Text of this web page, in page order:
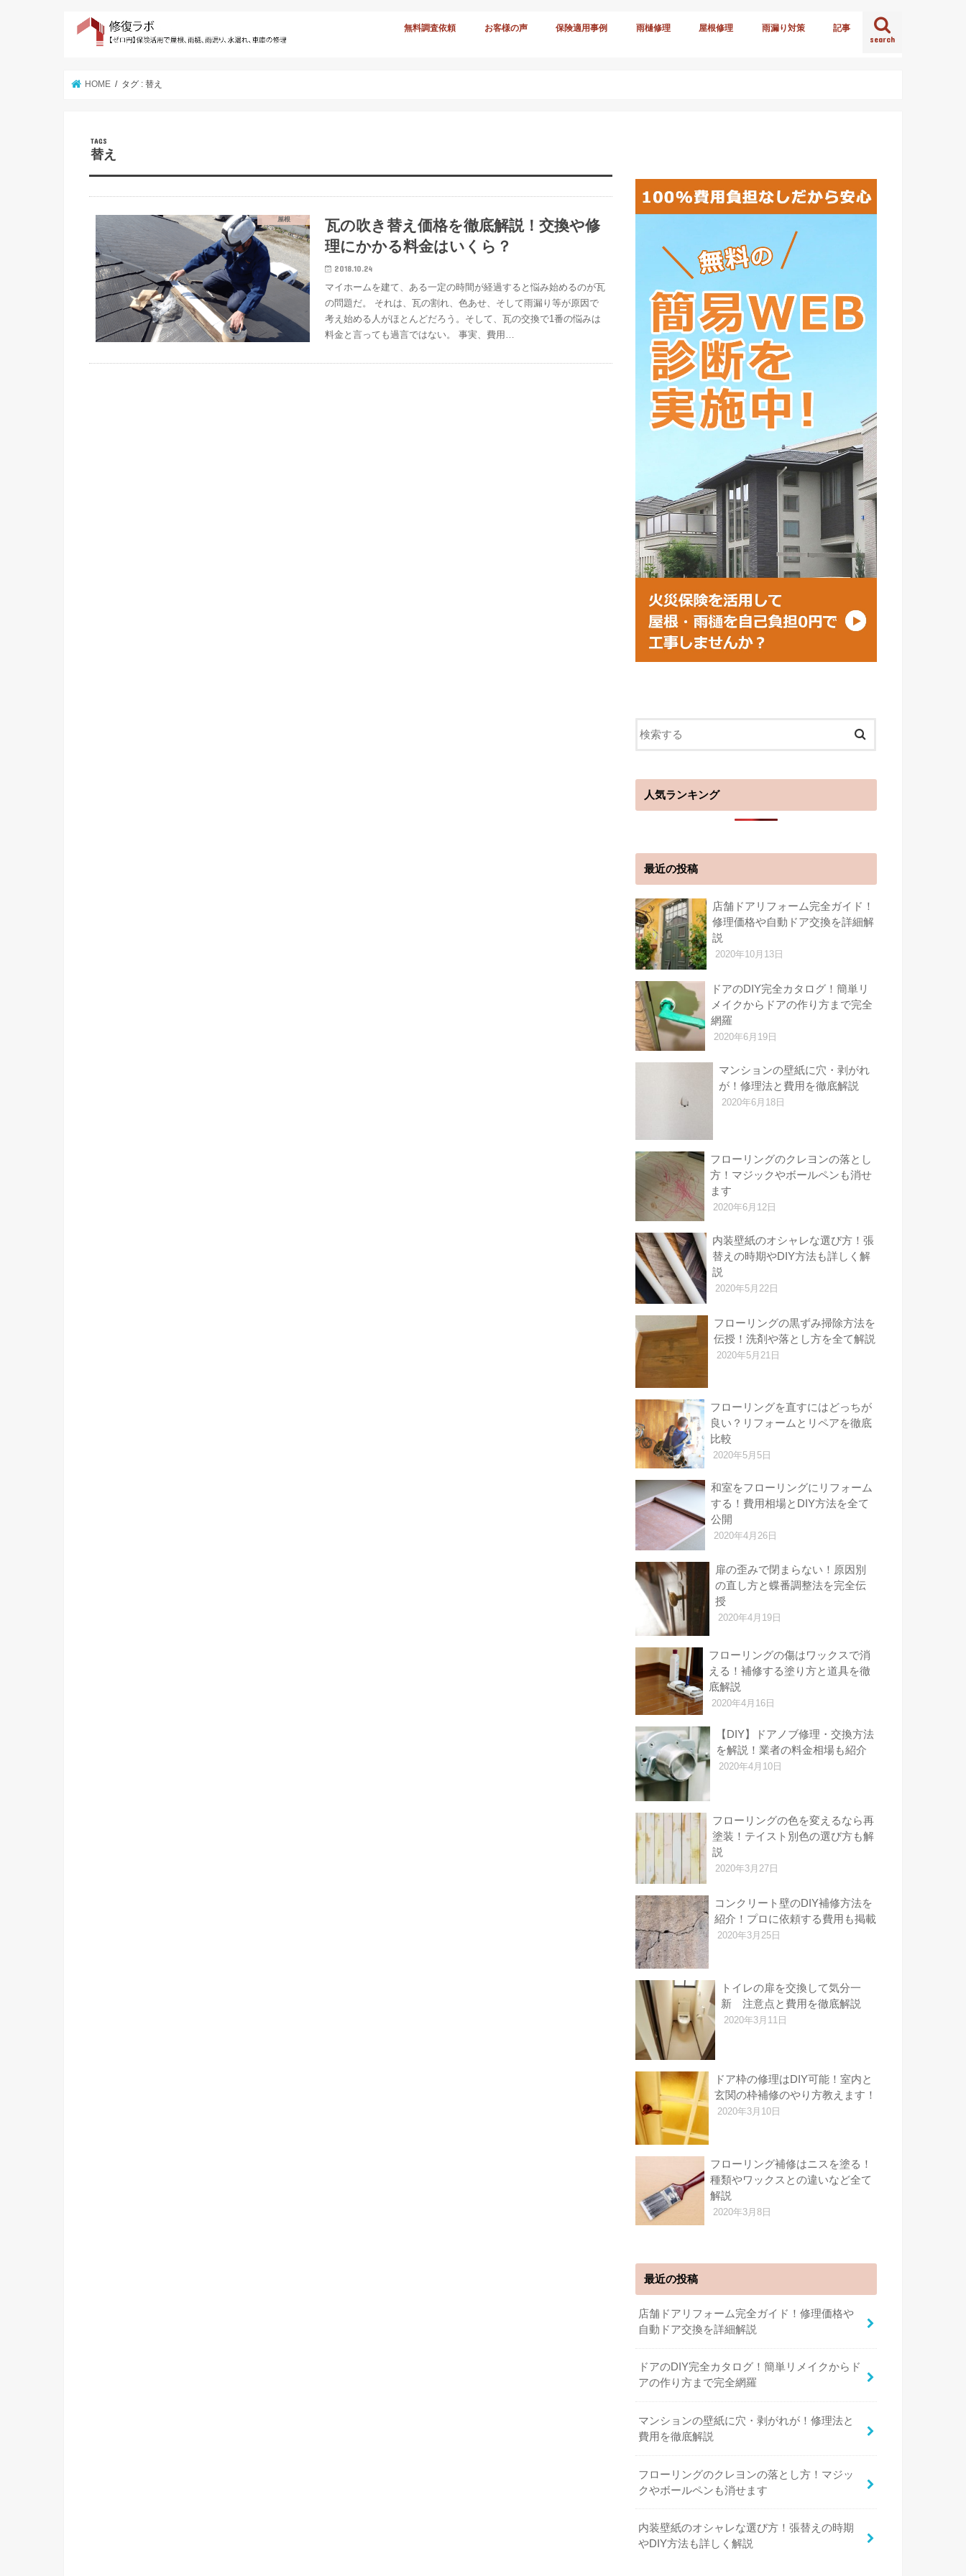
search
無料調査依頼 お客様の声 保険適用事例 雨樋修理 屋根修理 雨漏り対策 記事
HOME タグ : 替え
替え
屋根
瓦の吹き替え価格を徹底解説！交換や修
理にかかる料金はいくら？
2018.10.24
マイホームを建て、ある一定の時間が経過すると悩み始めるのが瓦
の問題だ。 それは、瓦の割れ、色あせ、そして雨漏り等が原因で
考え始める人がほとんどだろう。そして、瓦の交換で1番の悩みは
料金と言っても過言ではない。 事実、費用…
人気ランキング
最近の投稿
店舗ドアリフォーム完全ガイド！
修理価格や自動ドア交換を詳細解
説
2020年10月13日
ドアのDIY完全カタログ！簡単リ
メイクからドアの作り方まで完全
網羅
2020年6月19日
マンションの壁紙に穴・剥がれ
が！修理法と費用を徹底解説
2020年6月18日
フローリングのクレヨンの落とし
方！マジックやボールペンも消せ
ます
2020年6月12日
内装壁紙のオシャレな選び方！張
替えの時期やDIY方法も詳しく解
説
2020年5月22日
フローリングの黒ずみ掃除方法を
伝授！洗剤や落とし方を全て解説
2020年5月21日
フローリングを直すにはどっちが
良い？リフォームとリペアを徹底
比較
2020年5月5日
和室をフローリングにリフォーム
する！費用相場とDIY方法を全て
公開
2020年4月26日
扉の歪みで閉まらない！原因別
の直し方と蝶番調整法を完全伝
授
2020年4月19日
フローリングの傷はワックスで消
える！補修する塗り方と道具を徹
底解説
2020年4月16日
【DIY】ドアノブ修理・交換方法
を解説！業者の料金相場も紹介
2020年4月10日
フローリングの色を変えるなら再
塗装！テイスト別色の選び方も解
説
2020年3月27日
コンクリート壁のDIY補修方法を
紹介！プロに依頼する費用も掲載
2020年3月25日
トイレの扉を交換して気分一
新 注意点と費用を徹底解説
2020年3月11日
ドア枠の修理はDIY可能！室内と
玄関の枠補修のやり方教えます！
2020年3月10日
フローリング補修はニスを塗る！
種類やワックスとの違いなど全て
解説
2020年3月8日
最近の投稿
店舗ドアリフォーム完全ガイド！修理価格や
自動ドア交換を詳細解説
ドアのDIY完全カタログ！簡単リメイクからド
アの作り方まで完全網羅
マンションの壁紙に穴・剥がれが！修理法と
費用を徹底解説
フローリングのクレヨンの落とし方！マジッ
クやボールペンも消せます
内装壁紙のオシャレな選び方！張替えの時期
やDIY方法も詳しく解説